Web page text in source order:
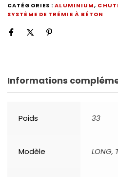
CATÉGORIES :ALUMINIUM,
SYSTÈME DE TRÉMIE À BÉTON
Informations
Poids 33
Modèle LONG,